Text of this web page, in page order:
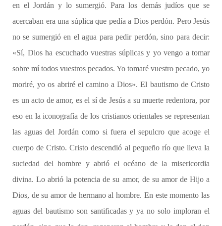
en el Jordán y lo sumergió. Para los demás judíos que se
acercaban era una súplica que pedía a Dios perdón. Pero Jesús
no se sumergió en el agua para pedir perdón, sino para decir:
«Sí, Dios ha escuchado vuestras súplicas y yo vengo a tomar
sobre mí todos vuestros pecados. Yo tomaré vuestro pecado, yo
moriré, yo os abriré el camino a Dios». El bautismo de Cristo
es un acto de amor, es el sí de Jesús a su muerte redentora, por
eso en la iconografía de los cristianos orientales se representan
las aguas del Jordán como si fuera el sepulcro que acoge el
cuerpo de Cristo. Cristo descendió al pequeño río que lleva la
suciedad del hombre y abrió el océano de la misericordia
divina. Lo abrió la potencia de su amor, de su amor de Hijo a
Dios, de su amor de hermano al hombre. En este momento las
aguas del bautismo son santificadas y ya no solo imploran el